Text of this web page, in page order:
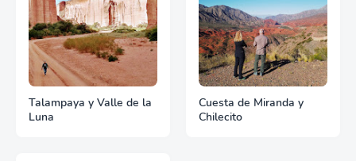
Talampaya y Valle de la
Luna
Cuesta de Miranda y
Chilecito